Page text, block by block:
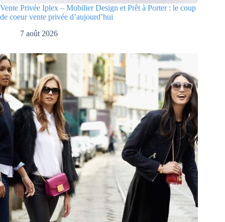
Vente Privée Iplex – Mobilier Design et Prêt à Porter : le coup
de coeur vente privée d’aujourd’hui
7 août 2026